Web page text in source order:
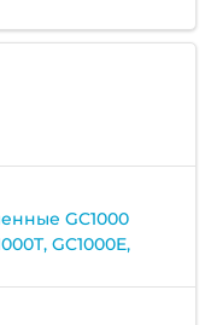
GC1000
GC1000E,